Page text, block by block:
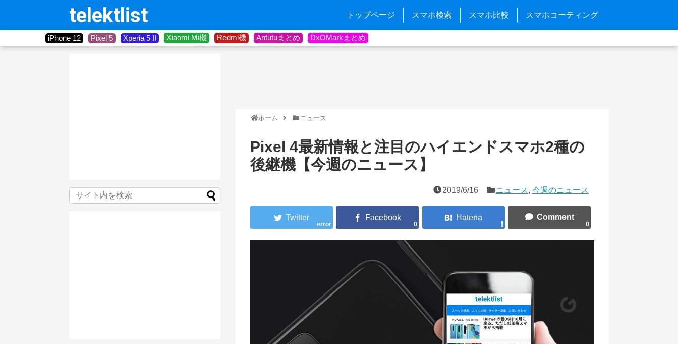
telektlist トップページ スマホ検索 スマホ比較 スマホコーティング
iPhone 12 Pixel 5 Xperia 5 II Xiaomi Mi機 Redmi機 Antutuまとめ DxOMarkまとめ
ホーム ニュース
Pixel 4最新情報と注目のハイエンドスマホ2種の
後継機【今週のニュース】
2019/6/16 ニュース, 今週のニュース
error 0 0